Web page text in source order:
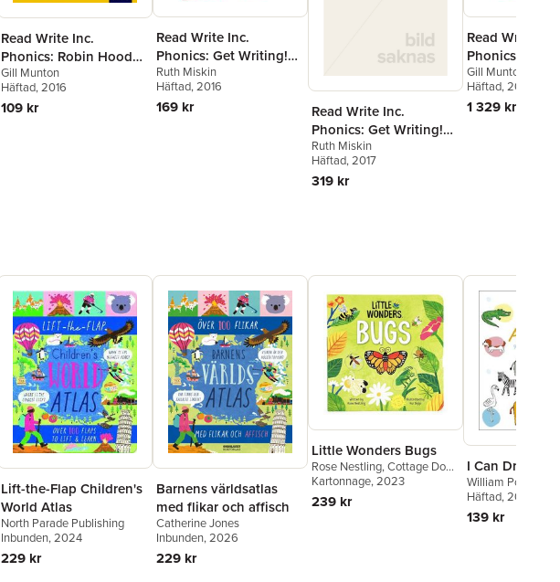
Read Write Inc.
Phonics: Robin Hood
(Yellow Set 5 Storybook
5)
Gill Munton
Häftad, 2016
109 kr
Read Write Inc.
Phonics: Get Writing!
Red Ditty Books 6-10
Mixed Pack of 5
Ruth Miskin
Häftad, 2016
169 kr
Read Write Inc.
Phonics: Get Writing!
Red Ditty Book 1 Pack
of 10
Ruth Miskin
Häftad, 2017
319 kr
Read Write Inc.
Phonics: Red
books (Mixed
10)
Gill Munton
Häftad, 2016
1 329 kr
Lift-the-Flap Children's
World Atlas
North Parade Publishing
Inbunden, 2024
229 kr
Barnens världsatlas
med flikar och affisch
Catherine Jones
Inbunden, 2026
229 kr
Little Wonders Bugs
Rose Nestling,Cottage Door
Press
Kartonnage, 2023
239 kr
I Can Draw!
William Potter
Häftad, 2024
139 kr